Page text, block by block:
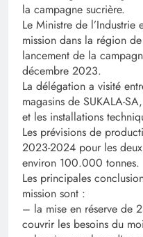
la campagne sucrière.
Le Ministre de
mission dans la région
lancement de la
décembre 2023.
La délégation a visité
magasins de SUKALA-
et les installations
Les prévisions de
2023-2024 pour les deux
environ 100.000 tonnes.
Les principales
mission sont :
– la mise en réserve de
couvrir les besoins du